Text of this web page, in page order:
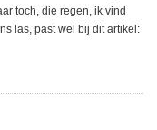
toch, die regen, ik vind
las, past wel bij dit artikel: